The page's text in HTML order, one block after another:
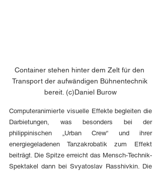
Container stehen hinter dem Zelt für den
Transport der aufwändigen Bühnentechnik
bereit. (c)Daniel Burow
Computeranimierte visuelle Effekte begleiten die
Darbietungen, was besonders bei der
philippinischen „Urban Crew“ und ihrer
energiegeladenen Tanzakrobatik zum Effekt
beiträgt. Die Spitze erreicht das Mensch-Technik-
Spektakel dann bei Svyatoslav Rasshivkin. Die